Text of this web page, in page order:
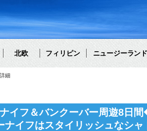
北欧 フィリピン ニュージーランド
細
イフ＆バンクーバー周遊8日
イフはスタイリッシュなシ